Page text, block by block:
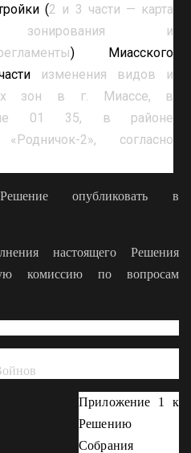
(2 и 3 части — карта
зонирования и
) Миасского
изменения видов и
зон в г. Миассе, в
зоне 01 35, в районе
2», согласно
опубликовать в
настоящего Решения
комиссию по вопросам
округа
Приложение 1 к
Решению
Собрания